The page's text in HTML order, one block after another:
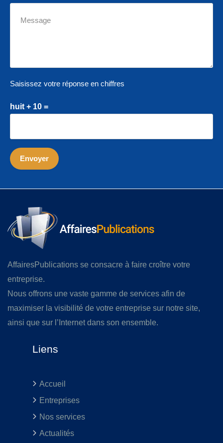
Saisissez votre réponse en chiffres
huit + 10 =
AffairesPublications se consacre à faire croître votre
entreprise.
Nous offrons une vaste gamme de services afin de
maximiser la visibilité de votre entreprise sur notre site,
ainsi que sur l’Internet dans son ensemble.
Liens
Accueil
Entreprises
Nos services
Actualités